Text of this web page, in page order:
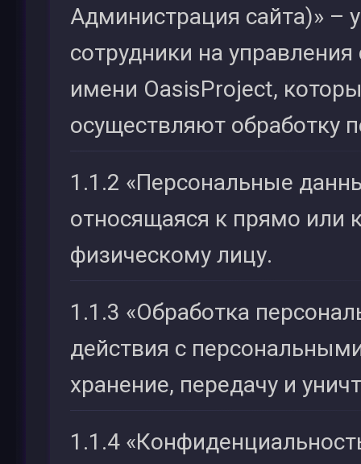
Администрация сайта)» –
сотрудники на
имени OasisProject,
осуществляют обработку
1.1.2 «Персональные
относящаяся к прямо или
физическому лицу.
1.1.3 «Обработка
действия с
хранение, передачу и
1.1.4